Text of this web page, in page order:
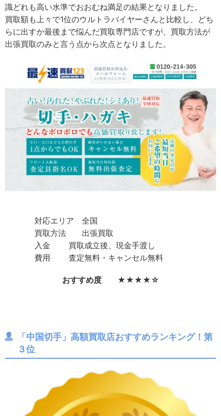
識どれも高い水準でおおむね満足の結果となりました。
買取額も上々で1位のウルトラバイヤーさんと比較し、どち
らに出すか最後まで悩んだ買取専門店ですが、買取方法が
出張買取のみと言う点から次点となりました。
対応エリア 全国
買取方法 出張買取
入金 買取成立後、現金手渡し
費用 査定無料・キャンセル無料
おすすめ度 ★★★★☆
「中国切手」高額買取店おすすめランキング！第
３位